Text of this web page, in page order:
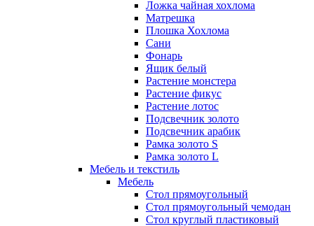
Ложка чайная хохлома
Матрешка
Плошка Хохлома
Сани
Фонарь
Ящик белый
Растение монстера
Растение фикус
Растение лотос
Подсвечник золото
Подсвечник арабик
Рамка золото S
Рамка золото L
Мебель и текстиль
Мебель
Стол прямоугольный
Стол прямоугольный чемодан
Стол круглый пластиковый